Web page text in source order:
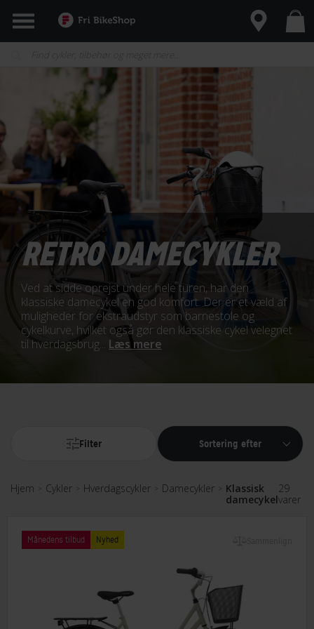
RETRO DAMECYKLER
Ved at sidde oprejst under hele turen, har den
klassiske damecykel en god komfort. Der er et væld af
muligheder for ekstraudstyr som barnestole og
cykelkurve, hvilket også gør den klassiske cykel velegnet
til hverdagsbrug... Læs mere
Filter Sortering efter
Hjem > Cykler > Hverdagscykler > Damecykler >
Klassisk
damecykel
29
varer
Månedens tilbud Nyhed